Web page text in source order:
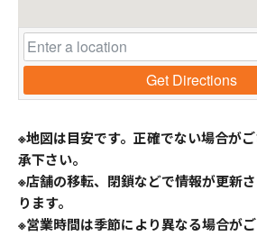
Get Directions
※地図は目安です。正確でない場合が
承下さい。
※店舗の移転、閉鎖などで情報が更新
ります。
※営業時間は季節により異なる場合がご